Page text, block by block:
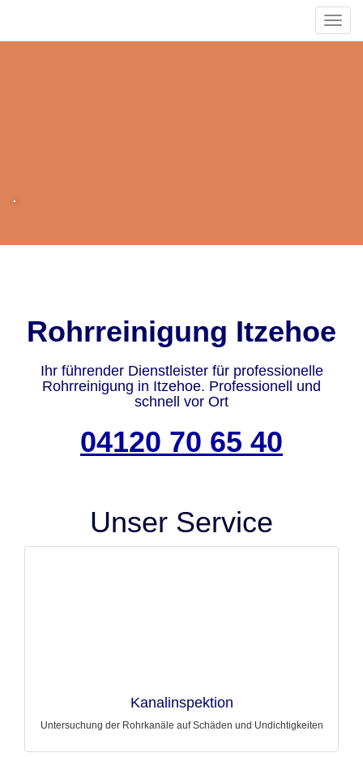
.
Rohrreinigung Itzehoe
Ihr führender Dienstleister für professionelle
Rohrreinigung in Itzehoe. Professionell und
schnell vor Ort
04120 70 65 40
Unser Service
Kanalinspektion
Untersuchung der Rohrkanäle auf Schäden und Undichtigkeiten